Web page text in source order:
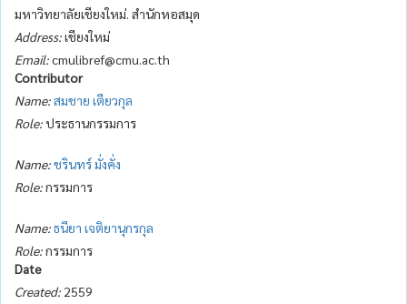
มหาวิทยาลัยเชียงใหม่. สำนักหอสมุด
Address:เชียงใหม่
Email:cmulibref@cmu.ac.th
Contributor
Name:สมชาย เตียวกุล
Role:ประธานกรรมการ
Name:ชรินทร์ มั่งคั่ง
Role:กรรมการ
Name:ธนียา เจติยานุกรกุล
Role:กรรมการ
Date
Created: 2559